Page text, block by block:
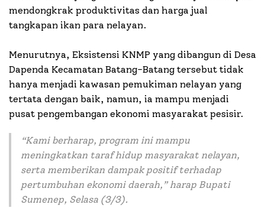
mendongkrak produktivitas dan harga jual
tangkapan ikan para nelayan.
Menurutnya, Eksistensi KNMP yang dibangun di Desa
Dapenda Kecamatan Batang-Batang tersebut tidak
hanya menjadi kawasan pemukiman nelayan yang
tertata dengan baik, namun, ia mampu menjadi
pusat pengembangan ekonomi masyarakat pesisir.
“Kami berharap, program ini mampu
meningkatkan taraf hidup masyarakat nelayan,
serta memberikan dampak positif terhadap
pertumbuhan ekonomi daerah,” harap Bupati
Sumenep, Selasa (3/3).